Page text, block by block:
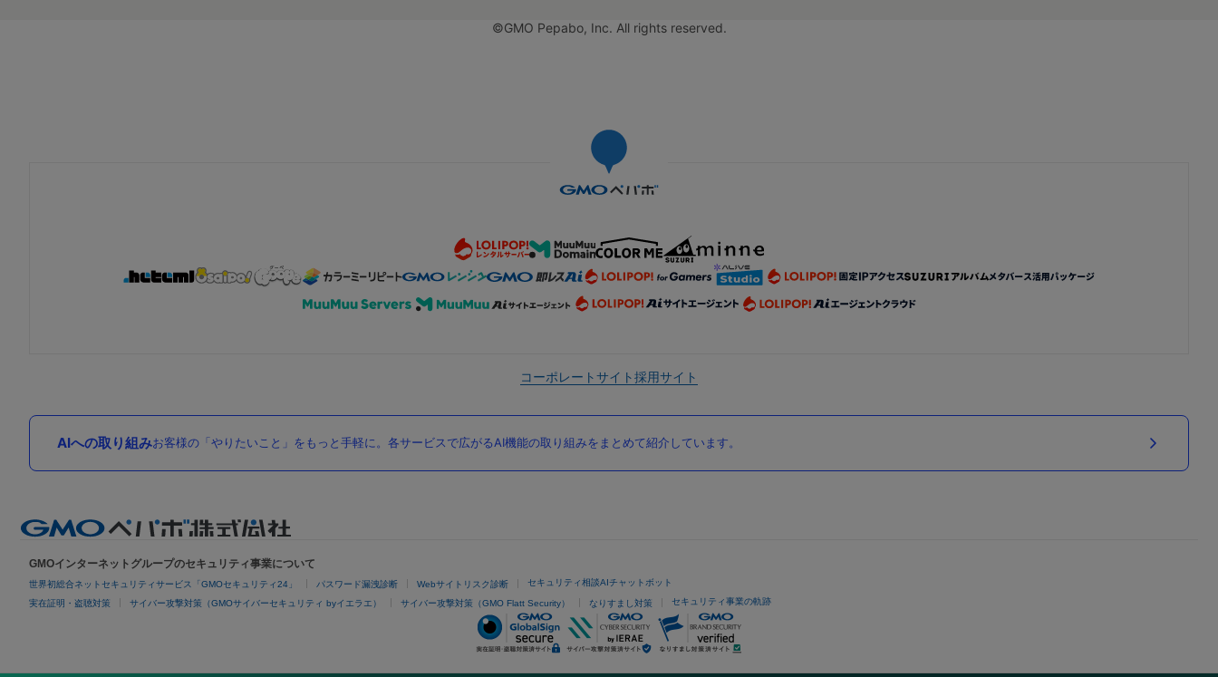
©GMO Pepabo, Inc. All rights reserved.
コーポレートサイト採用サイト
AIへの取り組みお客様の「やりたいこと」をもっと手軽に。各サービスで広がるAI機能の取り組みをまとめて紹介しています。
GMOインターネットグループのセキュリティ事業について
世界初総合ネットセキュリティサービス「GMOセキュリティ24」 パスワード漏洩診断 Webサイトリスク診断 セキュリティ相談AIチャットボット
実在証明・盗聴対策 サイバー攻撃対策（GMOサイバーセキュリティ byイエラエ） サイバー攻撃対策（GMO Flatt Security） なりすまし対策 セキュリティ事業の軌跡